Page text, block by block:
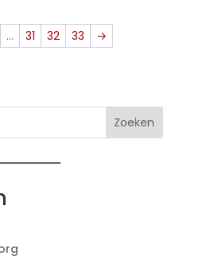
… 31 32 33 →
Zoeken